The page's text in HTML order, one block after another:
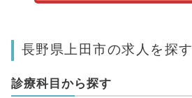
長野県上田市の求人を探す
診療科目から探す